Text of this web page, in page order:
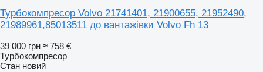
Турбокомпресор Volvo 21741401, 21900655, 21952490,
21989961,85013511 до вантажівки Volvo Fh 13
39 000 грн ≈ 758 €
Турбокомпресор
Стан новий